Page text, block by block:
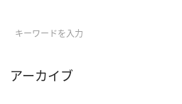
アーカイブ